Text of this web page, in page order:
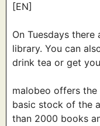
[EN]
On Tuesdays there
library. You can
drink tea or get
malobeo offers
basic stock of the
than 2000 books